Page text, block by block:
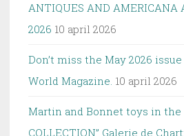
ANTIQUES AND AMERICANA
2026 10 april 2026
Don’t miss the May 2026
World Magazine. 10 april 2026
Martin and Bonnet toys in the
COLLECTION” Galerie de